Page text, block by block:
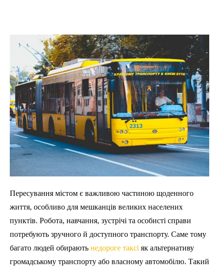
Пересування містом є важливою частиною щоденного
життя, особливо для мешканців великих населених
пунктів. Робота, навчання, зустрічі та особисті справи
потребують зручного й доступного транспорту. Саме тому
багато людей обирають недороге таксі як альтернативу
громадському транспорту або власному автомобілю. Такий